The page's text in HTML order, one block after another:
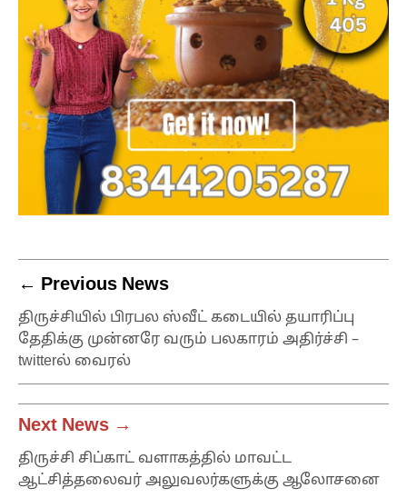
← Previous News
திருச்சியில் பிரபல ஸ்வீட் கடையில் தயாரிப்பு
தேதிக்கு முன்னரே வரும் பலகாரம் அதிர்ச்சி –
twitterல் வைரல்
Next News →
திருச்சி சிப்காட் வளாகத்தில் மாவட்ட
ஆட்சித்தலைவர் அலுவலர்களுக்கு ஆலோசனை